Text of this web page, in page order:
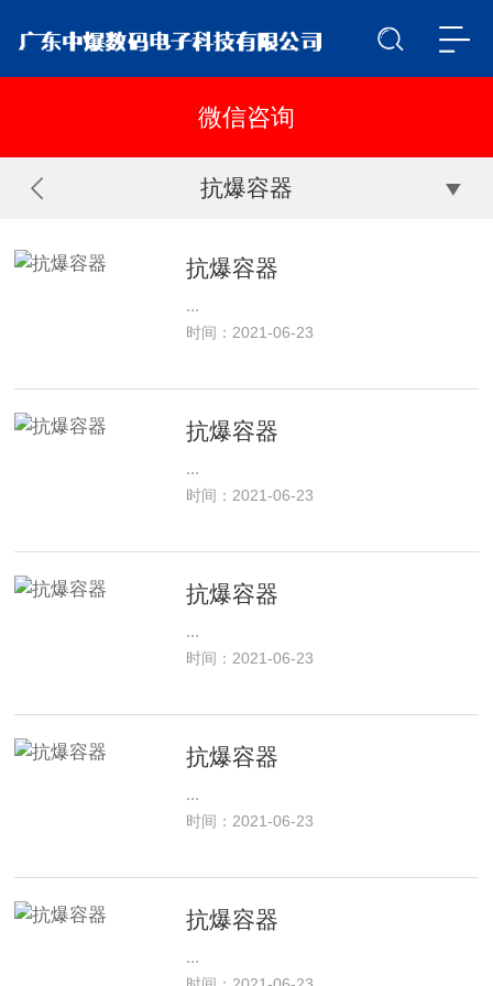
抗爆容器
抗爆容器
...
时间：2021-06-23
抗爆容器
...
时间：2021-06-23
抗爆容器
...
时间：2021-06-23
抗爆容器
...
时间：2021-06-23
抗爆容器
...